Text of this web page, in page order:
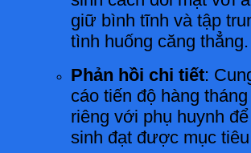
giữ bình tĩnh và tập
tình huống căng thẳng.
Phản hồi chi tiết:
cáo tiến độ hàng
riêng với phụ huynh
sinh đạt được mục